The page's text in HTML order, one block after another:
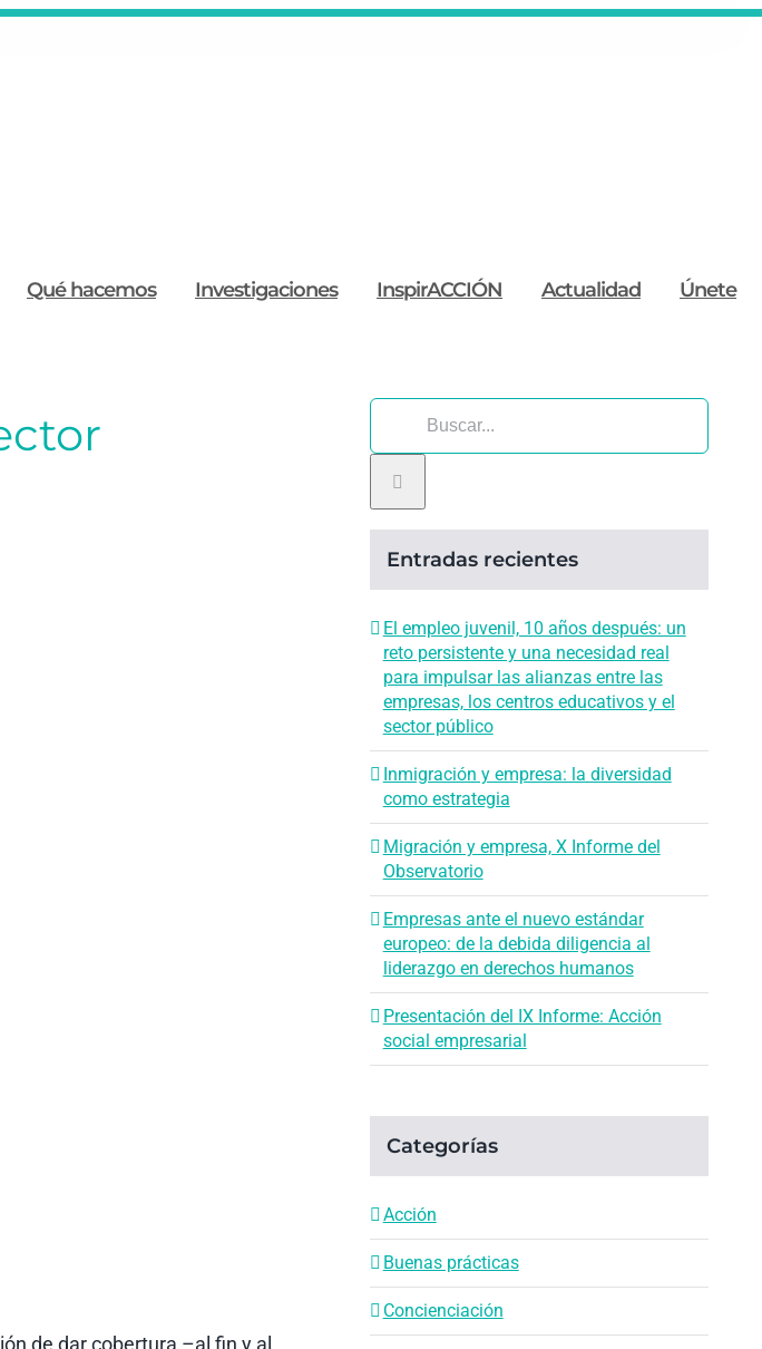
Qué hacemos Investigaciones InspirACCIÓN Actualidad Únete
de dar cobertura –al fin y al
Buscar:
Entradas recientes
El empleo juvenil, 10 años después: un
reto persistente y una necesidad real
para impulsar las alianzas entre las
empresas, los centros educativos y el
sector público
Inmigración y empresa: la diversidad
como estrategia
Migración y empresa, X Informe del
Observatorio
Empresas ante el nuevo estándar
europeo: de la debida diligencia al
liderazgo en derechos humanos
Presentación del IX Informe: Acción
social empresarial
Categorías
Acción
Buenas prácticas
Concienciación